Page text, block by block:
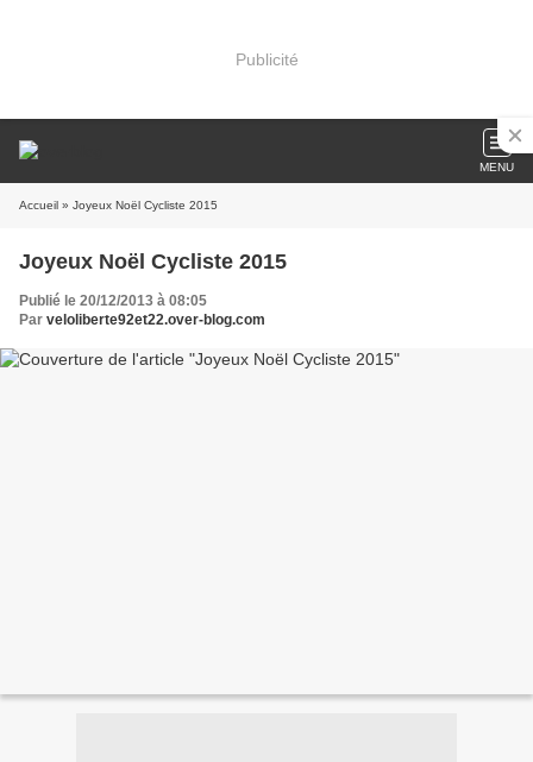
Publicité
MENU
Accueil » Joyeux Noël Cycliste 2015
Joyeux Noël Cycliste 2015
Publié le 20/12/2013 à 08:05
Par veloliberte92et22.over-blog.com